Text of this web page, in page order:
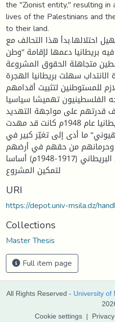
the "Zionist entity," resulting in
lives of the Palestinians and
to their land.
هذا التحالف مع
أعلنت فيه بريطانيا دعمها لإقامة "وطن
متجاهلة الحقوق المشروعة
سهلت بريطانيا الهجرة
للمستوطنين لتثبيت أقدامهم
الفلسطينيون تهميشا سياسيا
قدرتهم على مواجهة التهديد
المتصاعد، ومع انسحاب بريطانيا عام 1948م كانت قد مهدت
ما أدى إلى تغيّر كبير في
وحرمانهم من حقهم في أرضهم.
شكل التحالف الصهيوني البريطاني (1917-1948م) أساسا
لتمكين المشروع
URI
https://depot.univ-msila.dz/
Collections
Master Thesis
Full item page
All Rights Reserved - University of
Cookie settings |